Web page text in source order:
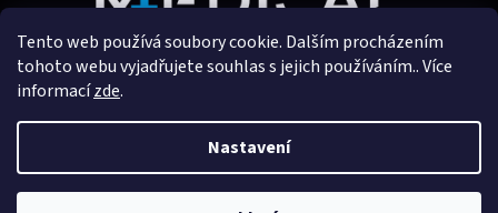
Tento web používá soubory cookie. Dalším procházením
tohoto webu vyjadřujete souhlas s jejich používáním.. Více
informacízde.
Nastavení
Copyright 2025OnlineMedical.cz. Všechna práva
Vytvořil a marketingově zajišťuje